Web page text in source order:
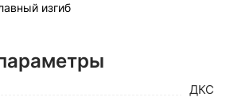
изгиб
ДКС